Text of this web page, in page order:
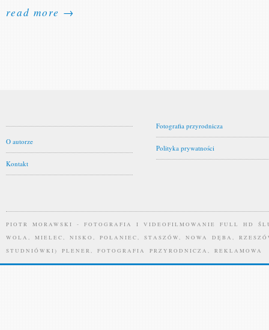
read more →
O autorze
Kontakt
Fotografia przyrodnicza
Polityka prywatności
PIOTR MORAWSKI - FOTOGRAFIA I VIDEOFILMOWANIE FULL HD
WOLA, MIELEC, NISKO, POŁANIEC, STASZÓW, NOWA DĘBA,
STUDNIÓWKI) PLENER, FOTOGRAFIA PRZYRODNICZA, REKLAMOWA